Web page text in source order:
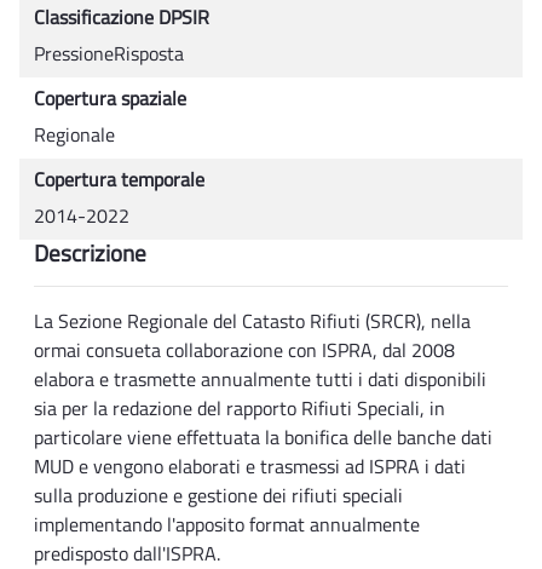
Classificazione DPSIR
PressioneRisposta
Copertura spaziale
Regionale
Copertura temporale
2014-2022
Descrizione
La Sezione Regionale del Catasto Rifiuti (SRCR), nella
ormai consueta collaborazione con ISPRA, dal 2008
elabora e trasmette annualmente tutti i dati disponibili
sia per la redazione del rapporto Rifiuti Speciali, in
particolare viene effettuata la bonifica delle banche dati
MUD e vengono elaborati e trasmessi ad ISPRA i dati
sulla produzione e gestione dei rifiuti speciali
implementando l'apposito format annualmente
predisposto dall'ISPRA.